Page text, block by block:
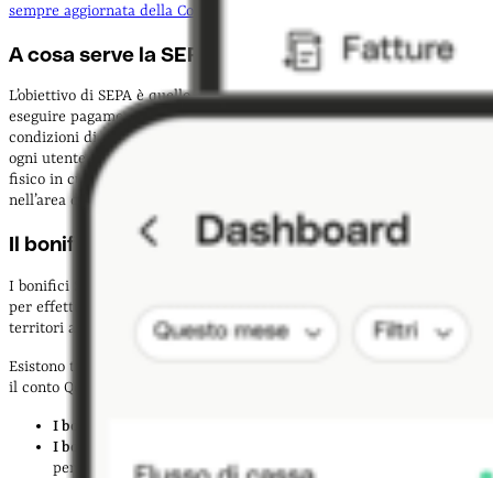
sempre aggiornata della Commissione Europea
A cosa serve la SEPA?
L’obiettivo di SEPA è quello di consentire ai cittadini europei di
eseguire pagamenti (bonifici SEPA) all’interno dell’area Euro in
condizioni di massima efficienza e sicurezza e di fare in modo che
ogni utente possa accedere al proprio conto a prescindere dal luogo
fisico in cui opera e movimentare quel conto per ogni pagamento
nell’area dell’Euro.
Il bonifico SEPA: cos’è e come funziona
I bonifici SEPA sono uno dei metodi più veloci, meno cari e più sicuri
per effettuare pagamenti all’interno dei Paesi della zona SEPA e dei
territori ad essa associati.
Esistono tre tipi di operazioni bancarie SEPA, tutte accessibili tramite
il conto Qonto e le carte ad esso associate:
I bonifici SEPA
I bonifici SEPA istantanei
per operazioni in entrata, non in uscita):